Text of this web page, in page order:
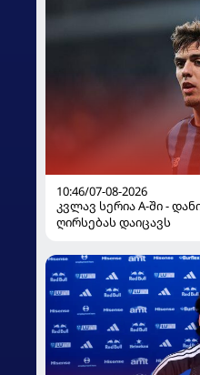
10:46/07-08-2026
კვლავ სერია A-ში -
ღირსებას დაიცავს